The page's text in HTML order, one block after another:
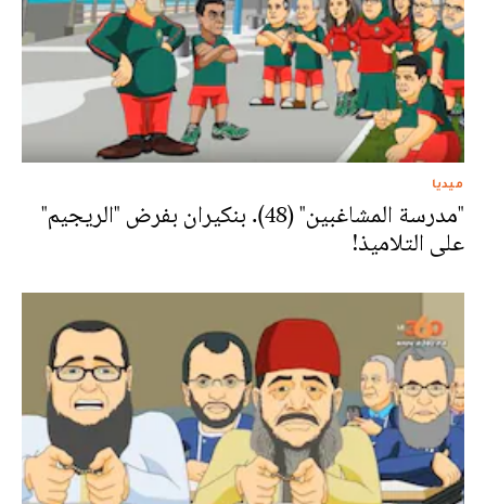
ميديا
"مدرسة المشاغبين" (48). بنكيران بفرض "الريجيم"
على التلاميذ!